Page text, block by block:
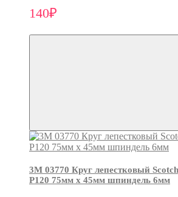
140₽
3М 03770 Круг лепестковый
P120 75мм х 45мм шпиндель 6мм